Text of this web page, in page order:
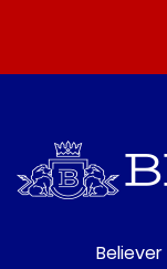
Believer